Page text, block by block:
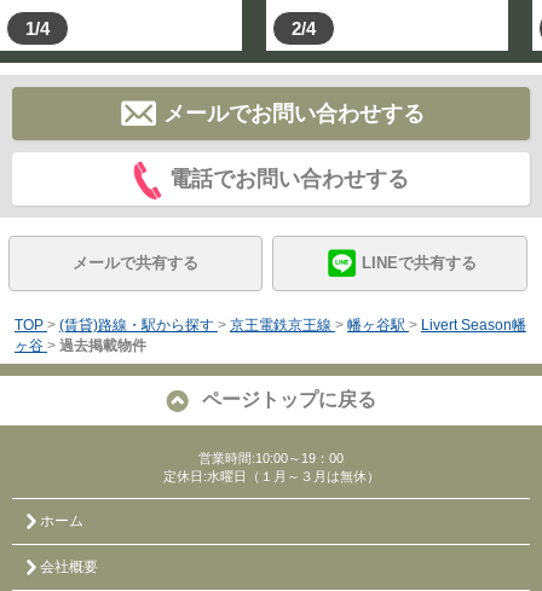
1/4 2/4
メールでお問い合わせする
電話でお問い合わせする
メールで共有する LINEで共有する
TOP > (賃貸)路線・駅から探す > 京王電鉄京王線 > 幡ヶ谷駅 > Livert Season幡
ヶ谷 > 過去掲載物件
ページトップに戻る
営業時間:10:00～19：00
定休日:水曜日（１月～３月は無休）
ホーム
会社概要